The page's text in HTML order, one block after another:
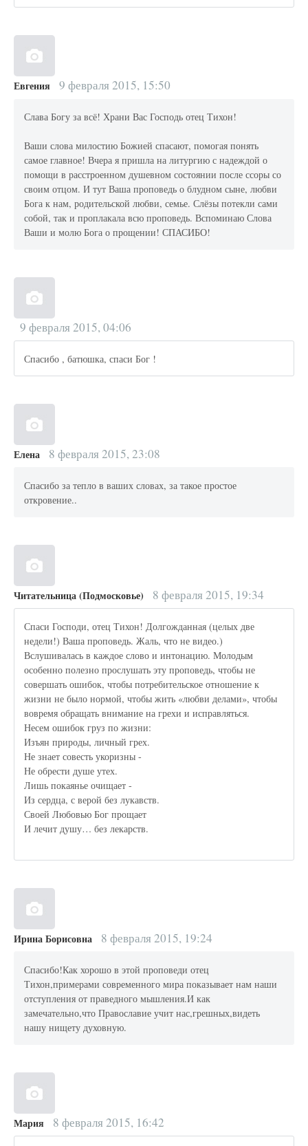
Евгения 9 февраля 2015, 15:50
Слава Богу за всё! Храни Вас Господь отец Тихон!
Ваши слова милостию Божией спасают, помогая понять
самое главное! Вчера я пришла на литургию с надеждой о
помощи в расстроенном душевном состоянии после ссоры со
своим отцом. И тут Ваша проповедь о блудном сыне, любви
Бога к нам, родительской любви, семье. Слёзы потекли сами
собой, так и проплакала всю проповедь. Вспоминаю Слова
Ваши и молю Бога о прощении! СПАСИБО!
9 февраля 2015, 04:06
Спасибо , батюшка, спаси Бог !
Елена 8 февраля 2015, 23:08
Спасибо за тепло в ваших словах, за такое простое
откровение..
Читательница (Подмосковье) 8 февраля 2015, 19:34
Спаси Господи, отец Тихон! Долгожданная (целых две
недели!) Ваша проповедь. Жаль, что не видео.)
Вслушивалась в каждое слово и интонацию. Молодым
особенно полезно прослушать эту проповедь, чтобы не
совершать ошибок, чтобы потребительское отношение к
жизни не было нормой, чтобы жить «любви делами», чтобы
вовремя обращать внимание на грехи и исправляться.
Несем ошибок груз по жизни:
Изъян природы, личный грех.
Не знает совесть укоризны -
Не обрести душе утех.
Лишь покаянье очищает -
Из сердца, с верой без лукавств.
Своей Любовью Бог прощает
И лечит душу… без лекарств.
Ирина Борисовна 8 февраля 2015, 19:24
Спасибо!Как хорошо в этой проповеди отец
Тихон,примерами современного мира показывает нам наши
отступления от праведного мышления.И как
замечательно,что Православие учит нас,грешных,видеть
нашу нищету духовную.
Мария 8 февраля 2015, 16:42